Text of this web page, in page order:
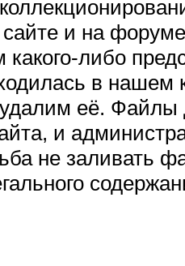
и на
какого-либо
в
её.
и
не заливать